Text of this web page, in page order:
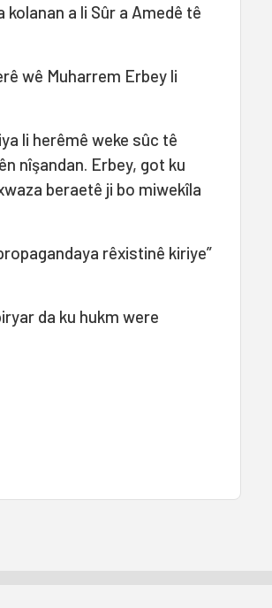
kolanan a li Sûr a Amedê tê
wê Muharrem Erbey li
li herêmê weke sûc tê
nîşandan. Erbey, got ku
beraetê ji bo miwekîla
rêxistinê kiriye”
da ku hukm were